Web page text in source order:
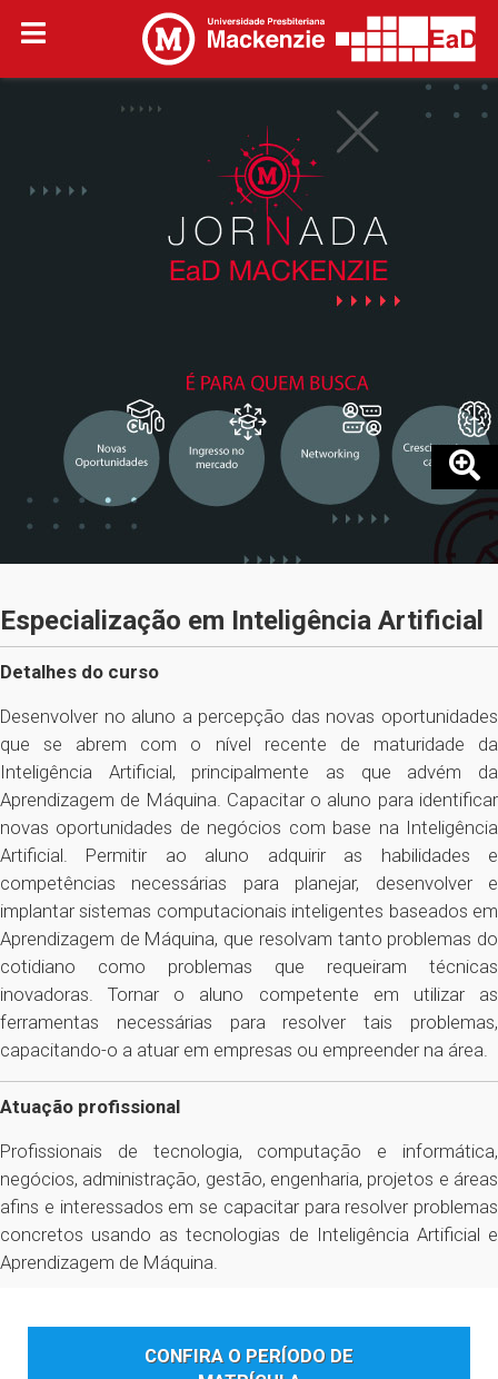
Especialização em Inteligência Artificial
Detalhes do curso
Desenvolver no aluno a percepção das novas oportunidades
que se abrem com o nível recente de maturidade da
Inteligência Artificial, principalmente as que advém da
Aprendizagem de Máquina. Capacitar o aluno para identificar
novas oportunidades de negócios com base na Inteligência
Artificial. Permitir ao aluno adquirir as habilidades e
competências necessárias para planejar, desenvolver e
implantar sistemas computacionais inteligentes baseados em
Aprendizagem de Máquina, que resolvam tanto problemas do
cotidiano como problemas que requeiram técnicas
inovadoras. Tornar o aluno competente em utilizar as
ferramentas necessárias para resolver tais problemas,
capacitando-o a atuar em empresas ou empreender na área.
Atuação profissional
Profissionais de tecnologia, computação e informática,
negócios, administração, gestão, engenharia, projetos e áreas
afins e interessados em se capacitar para resolver problemas
concretos usando as tecnologias de Inteligência Artificial e
Aprendizagem de Máquina.
CONFIRA O PERÍODO DE